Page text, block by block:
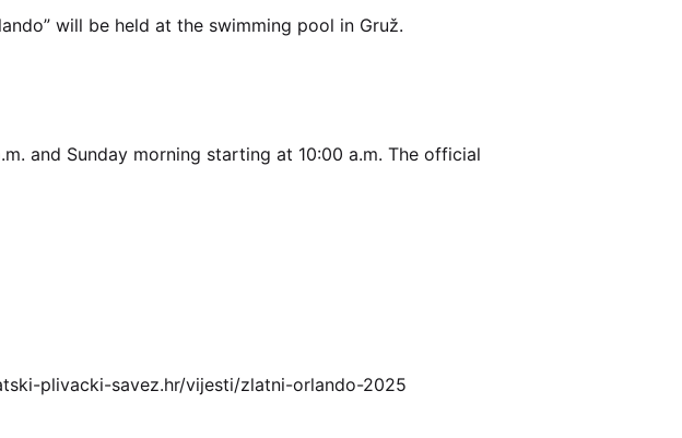
will be held at the swimming pool in Gruž.
and Sunday morning starting at 10:00 a.m. The official
plivacki-savez.hr/vijesti/zlatni-orlando-2025